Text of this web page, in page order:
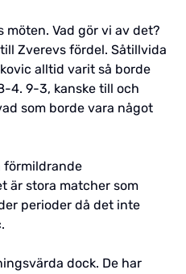
Vad gör vi av det?
Zverevs fördel. Såtillvida
alltid varit så borde
4. 9-3, kanske till och
som borde vara något
förmildrande
är stora matcher som
perioder då det inte
dock. De har